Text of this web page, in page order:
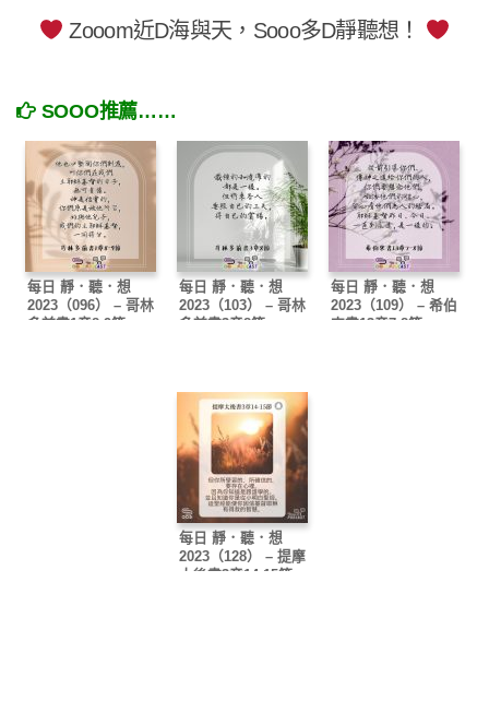
Zooom近D海與天，Sooo多D靜聽想！
SOOO推薦……
每日 靜．聽．想
2023（096） – 哥林
多前書1章8-9節
每日 靜．聽．想
2023（103） – 哥林
多前書3章8節
每日 靜．聽．想
2023（109） – 希伯
來書13章7-8節
每日 靜．聽．想
2023（128） – 提摩
太後書3章14-15節